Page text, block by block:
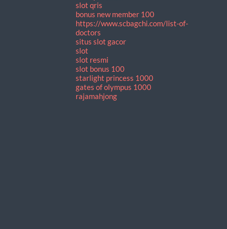
slot qris
bonus new member 100
https://www.scbagchi.com/list-of-
doctors
situs slot gacor
slot
slot resmi
slot bonus 100
starlight princess 1000
gates of olympus 1000
rajamahjong